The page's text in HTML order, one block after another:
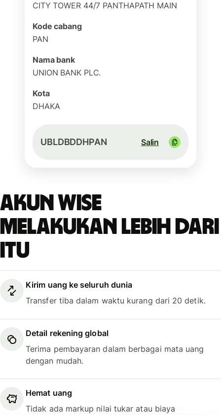
CITY TOWER 44/7 PANTHAPATH MAIN
Kode cabang
PAN
Nama bank
UNION BANK PLC.
Kota
DHAKA
UBLDBDDHPAN Salin
Akun Wise
melakukan lebih dari
itu
Kirim uang ke seluruh dunia
Transfer tiba dalam waktu kurang dari 20 detik.
Detail rekening global
Terima pembayaran dalam berbagai mata uang
dengan mudah.
Hemat uang
Tidak ada markup nilai tukar atau biaya